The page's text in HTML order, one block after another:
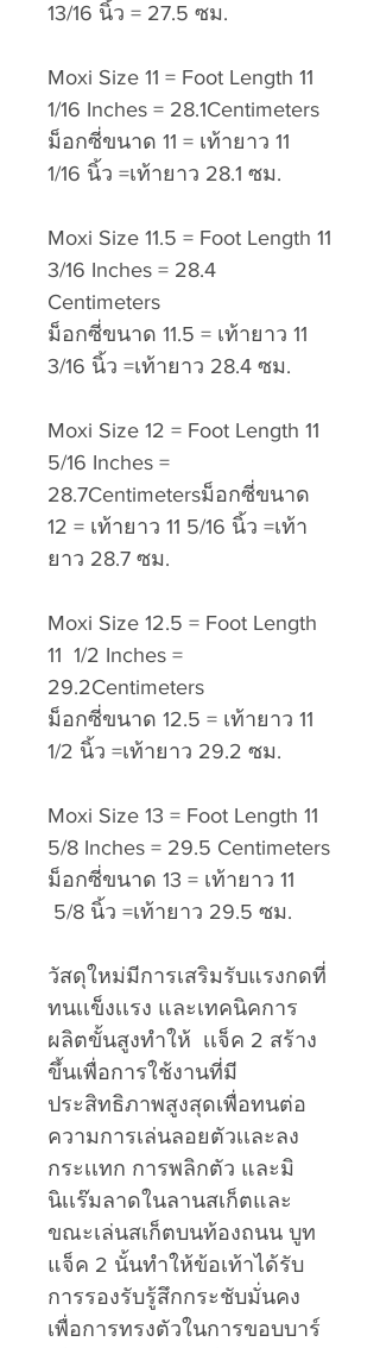
13/16 นิ้ว = 27.5 ซม.
Moxi Size 11 = Foot Length 11
1/16 Inches = 28.1Centimeters
ม็อกซี่ขนาด 11 = เท้ายาว 11
1/16 นิ้ว =เท้ายาว 28.1 ซม.
Moxi Size 11.5 = Foot Length 11
3/16 Inches = 28.4
Centimeters
ม็อกซี่ขนาด 11.5 = เท้ายาว 11
3/16 นิ้ว =เท้ายาว 28.4 ซม.
Moxi Size 12 = Foot Length 11
5/16 Inches =
28.7Centimetersม็อกซี่ขนาด
12 = เท้ายาว 11 5/16 นิ้ว =เท้า
ยาว 28.7 ซม.
Moxi Size 12.5 = Foot Length
11 1/2 Inches =
29.2Centimeters
ม็อกซี่ขนาด 12.5 = เท้ายาว 11
1/2 นิ้ว =เท้ายาว 29.2 ซม.
Moxi Size 13 = Foot Length 11
5/8 Inches = 29.5 Centimeters
ม็อกซี่ขนาด 13 = เท้ายาว 11
5/8 นิ้ว =เท้ายาว 29.5 ซม.
วัสดุใหม่มีการเสริมรับแรงกดที่
ทนเเข็งเเรง และเทคนิคการ
ผลิตขั้นสูงทำให้ เเจ็ค 2 สร้าง
ขึ้นเพื่อการใช้งานที่มี
ประสิทธิภาพสูงสุดเพื่อทนต่อ
ความการเล่นลอยตัวเเละลง
กระเเทก การพลิกตัว และมิ
นิเเร๊มลาดในลานสเก็ตและ
ขณะเล่นสเก็ตบนท้องถนน บูท
แจ็ค 2 นั้นทำให้ข้อเท้าได้รับ
การรองรับรู้สึกกระชับมั่นคง
เพื่อการทรงตัวในการขอบบาร์